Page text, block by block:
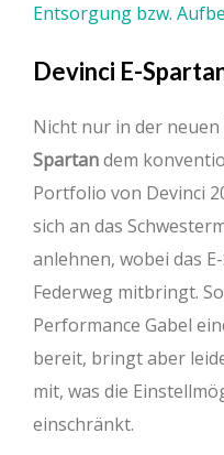
Entsorgung bzw.
Devinci E-
Nicht nur in der
Spartandem
Portfolio von Devinci
sich an das
anlehnen, wobei das
Federweg mitbringt.
Performance Gabel
bereit, bringt aber
mit, was die
einschränkt.